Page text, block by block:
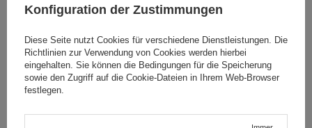
Serie
do 8.3" 3mk Paper
Feeling
Konfiguration der Zustimmungen
Diese Seite nutzt Cookies für verschiedene Dienstleistungen. Die
Richtlinien zur Verwendung von Cookies werden hierbei
eingehalten. Sie können die Bedingungen für die Speicherung
sowie den Zugriff auf die Cookie-Dateien in Ihrem Web-Browser
festlegen.